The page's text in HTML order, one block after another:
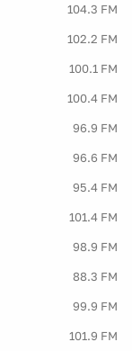
104.3 FM
102.2 FM
100.1 FM
100.4 FM
96.9 FM
96.6 FM
95.4 FM
101.4 FM
98.9 FM
88.3 FM
99.9 FM
101.9 FM